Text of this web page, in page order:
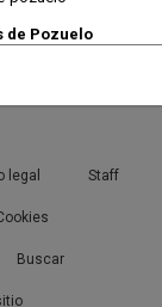
de Pozuelo
legal Staff
Buscar